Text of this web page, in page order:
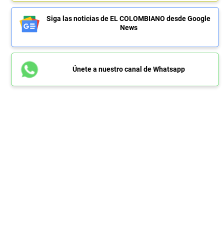
Siga las noticias de EL COLOMBIANO desde Google
News
Únete a nuestro canal de Whatsapp